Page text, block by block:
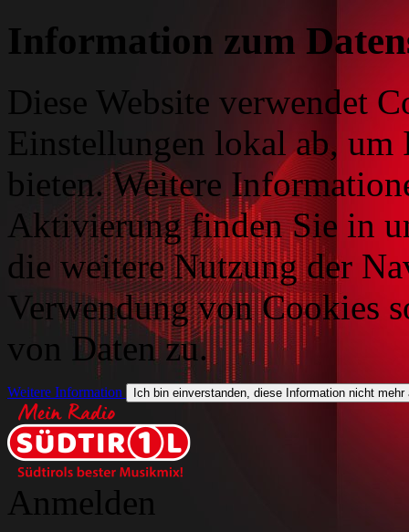
Information zum
Diese Website verwendet
Einstellungen lokal ab, um
bieten. Weitere
Aktivierung finden Sie in
die weitere Nutzung der
Verwendung von Cookies
von Daten zu.
Weitere Information Ich bin einverstanden, diese Information nicht mehr
Anmelden